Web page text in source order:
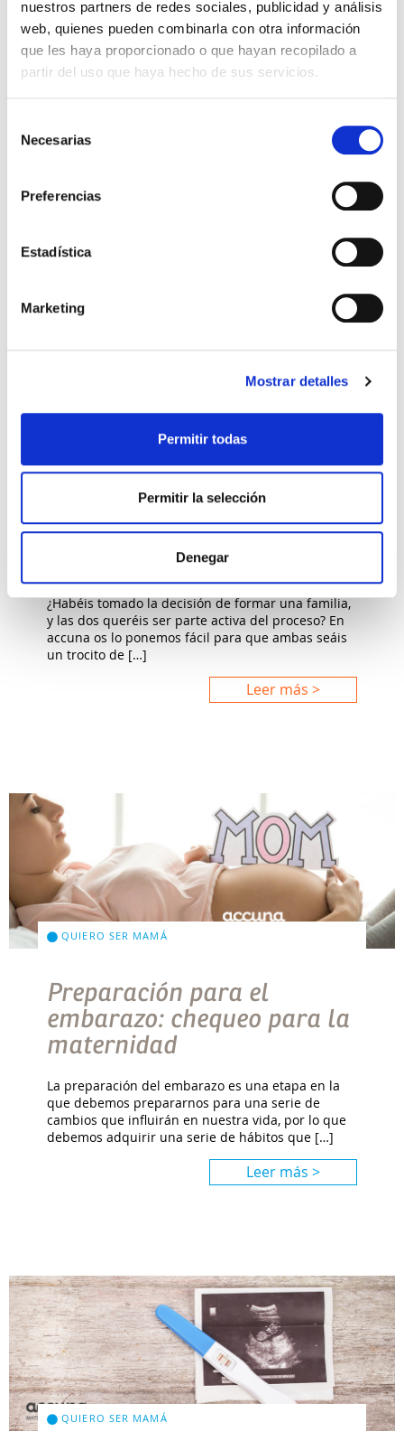
nuestros partners de redes sociales, publicidad y análisis
web, quienes pueden combinarla con otra información
que les haya proporcionado o que hayan recopilado a
partir del uso que haya hecho de sus servicios.
Necesarias
Preferencias
Estadística
Marketing
Mostrar detalles
Permitir todas
Permitir la selección
Denegar
tratamientos de fertilidad:
un proceso sencillo
En accuna sabemos lo importante que es para las
esfuerzo económico que ello supone. Desde clínica
ACTUALIDAD, QUIERO SER MAMÁ
Maternidad compartida: el
método ROPA
¿Habéis tomado la decisión de formar una familia,
y las dos queréis ser parte activa del proceso? En
accuna os lo ponemos fácil para que ambas seáis
un trocito de […]
Leer más >
QUIERO SER MAMÁ
Preparación para el
embarazo: chequeo para la
maternidad
La preparación del embarazo es una etapa en la
que debemos prepararnos para una serie de
cambios que influirán en nuestra vida, por lo que
debemos adquirir una serie de hábitos que […]
Leer más >
QUIERO SER MAMÁ